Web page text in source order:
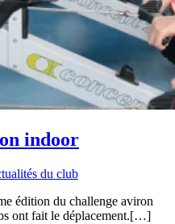
indoor
du club
édition du challenge aviron
ont fait le déplacement.[…]